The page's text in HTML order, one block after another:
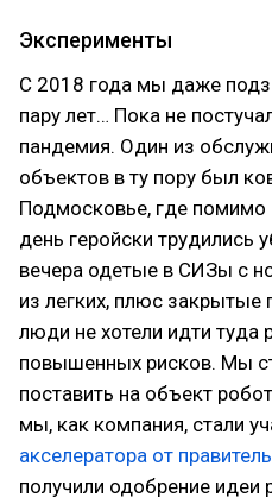
Эксперименты
С 2018 года мы даже
пару лет… Пока не
пандемия. Один из
объектов в ту пору был
Подмосковье, где
день геройски трудились
вечера одетые в СИЗы с
из легких, плюс закрытые
люди не хотели идти туда
повышенных рисков. Мы
поставить на объект
мы, как компания, стали
акселератора от
получили одобрение идеи